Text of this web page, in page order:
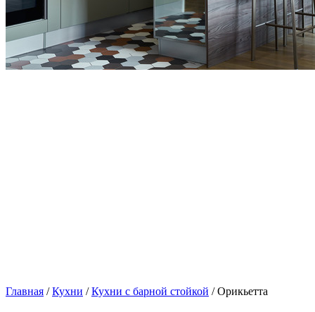
Главная /Кухни /Кухни с барной стойкой / Орикьетта